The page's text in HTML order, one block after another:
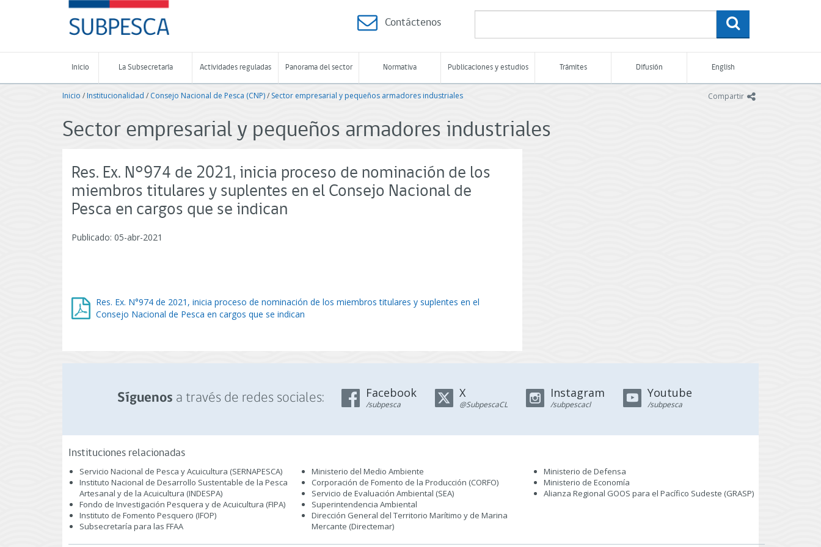
-
Subsecretaría
de
Pesca
Acuicultura
-
de
Chile
Contáctenos
Inicio La Subsecretaría Actividades reguladas Panorama del sector Normativa Publicaciones y estudios Trámites Difusión English
Inicio /Institucionalidad / Consejo Nacional de Pesca (CNP)/ Sector empresarial y pequeños armadores industriales Compartir icono
Sector empresarial y pequeños armadores industriales
Res. Ex. N°974 de 2021, inicia proceso de nominación de los
miembros titulares y suplentes en el Consejo Nacional de
Pesca en cargos que se indican
Publicado: 05-abr-2021
Res. Ex. N°974 de 2021, inicia proceso de nominación de los miembros titulares y suplentes en el
Consejo Nacional de Pesca en cargos que se indican
Síguenos a través de redes sociales: Facebook
/subpesca
X
@SubpescaCL
Instagram
/subpescacl
Youtube
/subpesca
Instituciones relacionadas
Servicio Nacional de Pesca y Acuicultura (SERNAPESCA)
Instituto Nacional de Desarrollo Sustentable de la Pesca
Artesanal y de la Acuicultura (INDESPA)
Fondo de Investigación Pesquera y de Acuicultura (FIPA)
Instituto de Fomento Pesquero (IFOP)
Subsecretaría para las FFAA
Ministerio del Medio Ambiente
Corporación de Fomento de la Producción (CORFO)
Servicio de Evaluación Ambiental (SEA)
Superintendencia Ambiental
Dirección General del Territorio Marítimo y de Marina
Mercante (Directemar)
Ministerio de Defensa
Ministerio de Economía
Alianza Regional GOOS para el Pacífico Sudeste (GRASP)